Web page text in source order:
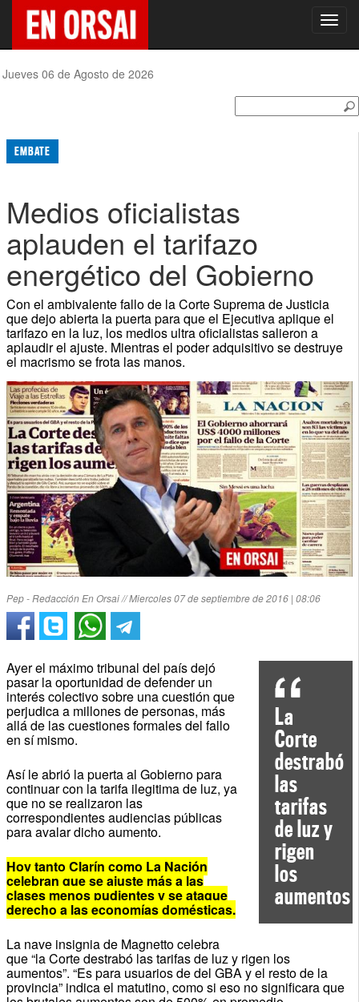
Jueves 06 de Agosto de 2026
EMBATE
Medios oficialistas
aplauden el tarifazo
energético del Gobierno
Con el ambivalente fallo de la Corte Suprema de Justicia
que dejo abierta la puerta para que el Ejecutiva aplique el
tarifazo en la luz, los medios ultra oficialistas salieron a
aplaudir el ajuste. Mientras el poder adquisitivo se destruye
el macrismo se frota las manos.
Pep - Redacción En Orsai // Miercoles 07 de septiembre de 2016 | 08:06
La
Corte
destrabó
las
tarifas
de luz y
rigen
los
aumentos
Ayer el máximo tribunal del país dejó
pasar la oportunidad de defender un
interés colectivo sobre una cuestión que
perjudica a millones de personas, más
allá de las cuestiones formales del fallo
en sí mismo.
Así le abrió la puerta al Gobierno para
continuar con la tarifa ilegitima de luz, ya
que no se realizaron las
correspondientes audiencias públicas
para avalar dicho aumento.
Hoy tanto Clarín como La Nación
celebran que se ajuste más a las
clases menos pudientes y se ataque
derecho a las economías domésticas.
La nave insignia de Magnetto celebra
que “la Corte destrabó las tarifas de luz y rigen los
aumentos”. “Es para usuarios de del GBA y el resto de la
provincia” indica el matutino, como si eso no significara que